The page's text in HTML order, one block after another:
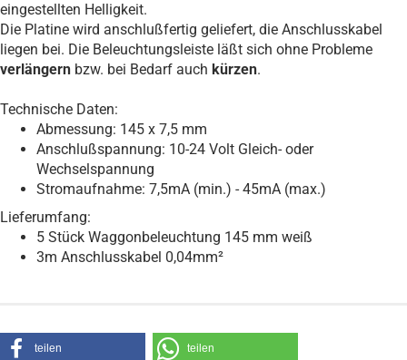
eingestellten Helligkeit.
Die Platine wird anschlußfertig geliefert, die Anschlusskabel
liegen bei. Die Beleuchtungsleiste läßt sich ohne Probleme
verlängern bzw. bei Bedarf auch kürzen.
Technische Daten:
Abmessung: 145 x 7,5 mm
Anschlußspannung: 10-24 Volt Gleich- oder
Wechselspannung
Stromaufnahme: 7,5mA (min.) - 45mA (max.)
Lieferumfang:
5 Stück Waggonbeleuchtung 145 mm weiß
3m Anschlusskabel 0,04mm²
teilen teilen